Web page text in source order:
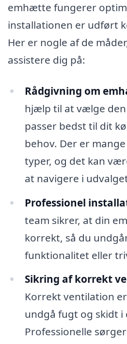
emhætte fungerer
installationen er udført
Her er nogle af de
assistere dig på:
Rådgivning om
hjælp til at vælge
passer bedst til dit
behov. Der er
typer, og det kan
at navigere i
Professionel
team sikrer, at din
korrekt, så du
funktionalitet eller
Sikring af korrekt
Korrekt ventilation
undgå fugt og skidt i
Professionelle